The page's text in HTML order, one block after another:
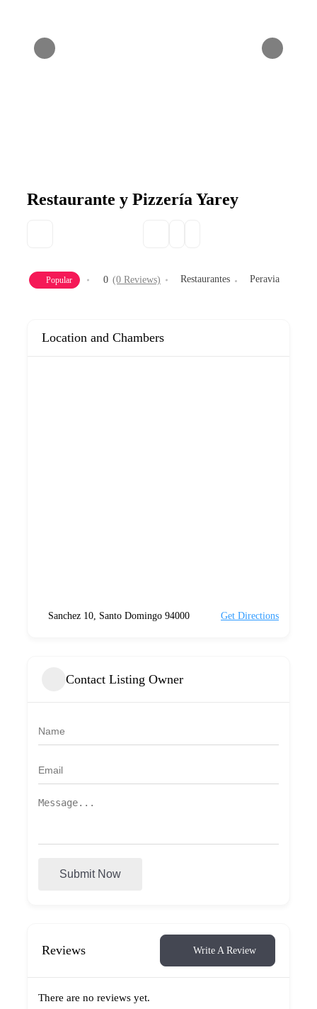
Restaurante y Pizzería Yarey
Popular 0 (0 Reviews) Restaurantes Peravia
Location and Chambers
Sanchez 10, Santo Domingo 94000 Get Directions
Contact Listing Owner
Submit Now
Reviews Write A Review
There are no reviews yet.